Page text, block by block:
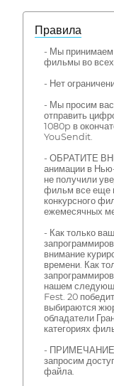
Правила
- Мы принимаем
фильмы во всех
- Нет
- Мы просим вас
отправить
1080p в
YouSendit.
- ОБРАТИТЕ
анимации в
не получили
фильм все еще
конкурсного
ежемесячных
- Как только
внимание
времени. Как
нашем
Fest. 20
выбираются
обладатели
категориях
- ПРИМЕЧАНИЕ.
запросим
файла.